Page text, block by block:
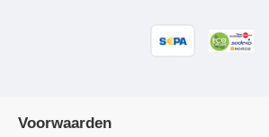
Voorwaarden